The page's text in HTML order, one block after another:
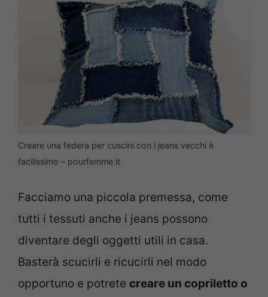
Creare una federa per cuscini con i jeans vecchi è
facilissimo – pourfemme.it
Facciamo una piccola premessa, come
tutti i tessuti anche i jeans possono
diventare degli oggetti utili in casa.
Basterà scucirli e ricucirli nel modo
opportuno e potrete creare un copriletto o